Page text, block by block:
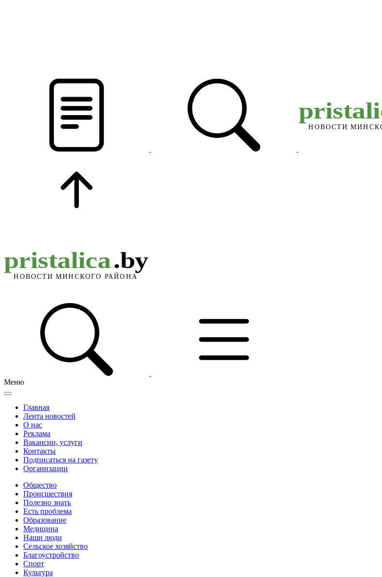
Меню
Главная
Лента новостей
О нас
Реклама
Вакансии, услуги
Контакты
Подписаться на газету
Организации
Общество
Происшествия
Полезно знать
Есть проблема
Образование
Медицина
Наши люди
Сельское хозяйство
Благоустройство
Спорт
Культура